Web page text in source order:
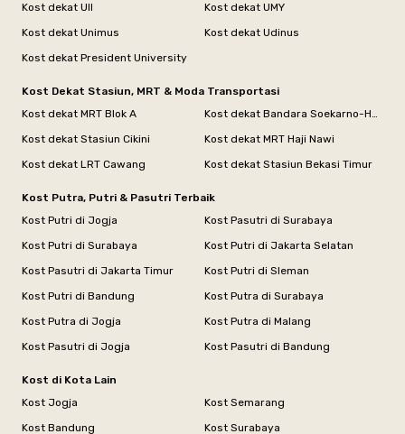
Kost dekat UII
Kost dekat UMY
Kost dekat Unimus
Kost dekat Udinus
Kost dekat President University
Kost Dekat Stasiun, MRT & Moda Transportasi
Kost dekat MRT Blok A
Kost dekat Bandara Soekarno-Hatta
Kost dekat Stasiun Cikini
Kost dekat MRT Haji Nawi
Kost dekat LRT Cawang
Kost dekat Stasiun Bekasi Timur
Kost Putra, Putri & Pasutri Terbaik
Kost Putri di Jogja
Kost Pasutri di Surabaya
Kost Putri di Surabaya
Kost Putri di Jakarta Selatan
Kost Pasutri di Jakarta Timur
Kost Putri di Sleman
Kost Putri di Bandung
Kost Putra di Surabaya
Kost Putra di Jogja
Kost Putra di Malang
Kost Pasutri di Jogja
Kost Pasutri di Bandung
Kost di Kota Lain
Kost Jogja
Kost Semarang
Kost Bandung
Kost Surabaya